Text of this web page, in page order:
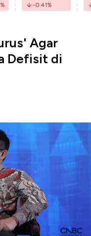
% -0.41%
Agar
Defisit di